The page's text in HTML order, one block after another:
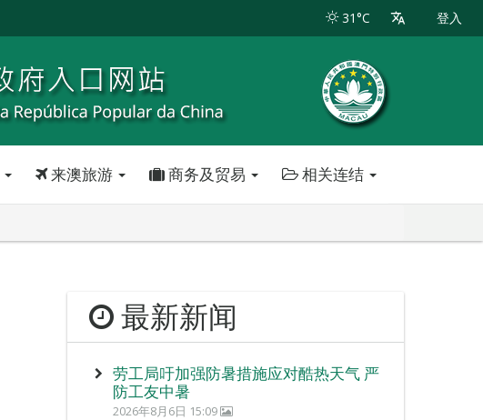
31°C 登入
来澳旅游 商务及贸易 相关连结
最新新闻
劳工局吁加强防暑措施应对酷热天气 严
防工友中暑
2026年8月6日 15:09